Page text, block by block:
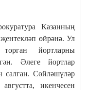
Казанның
өйрәнә. Ул
йортларны
Әлеге йортлар
салган. Сөйләшүләр
икенчесен